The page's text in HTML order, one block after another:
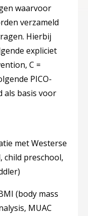
waarvoor
verzameld
Hierbij
expliciet
C =
PICO-
als basis voor
met Westerse
child preschool,
)​
(body mass
MUAC